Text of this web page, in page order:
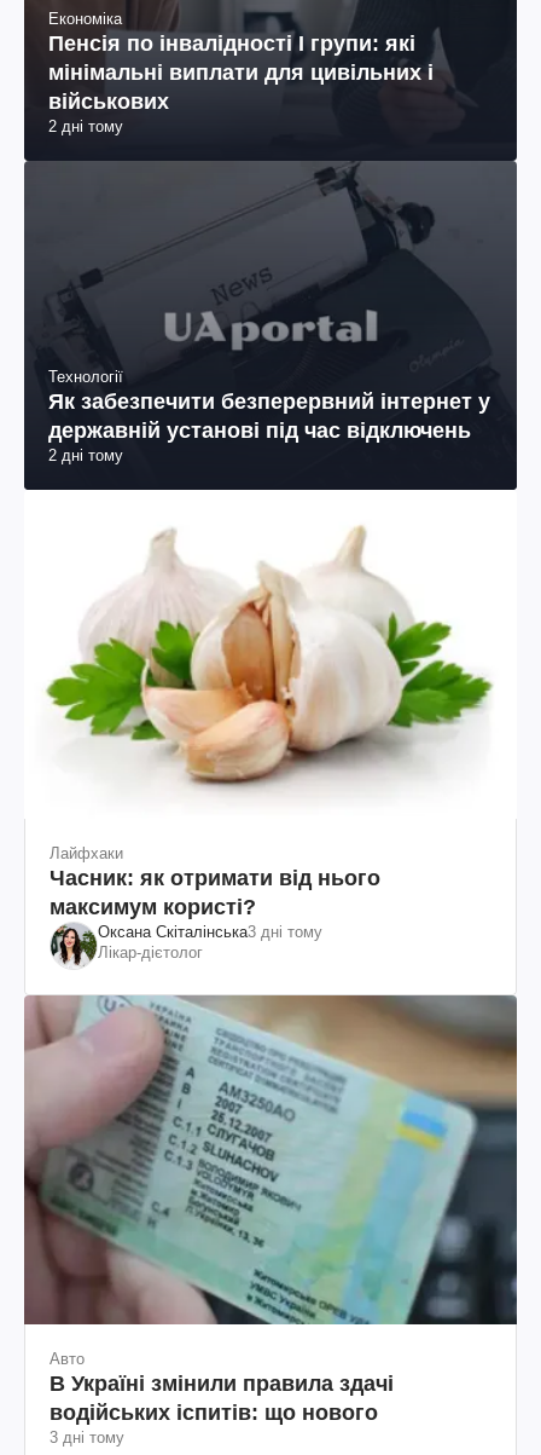
Економіка
Пенсія по інвалідності I групи: які
мінімальні виплати для цивільних і
військових
2 дні тому
Технології
Як забезпечити безперервний інтернет у
державній установі під час відключень
2 дні тому
Лайфхаки
Часник: як отримати від нього
максимум користі?
Оксана Скіталінська3 дні тому
Лікар-дієтолог
Авто
В Україні змінили правила здачі
водійських іспитів: що нового
3 дні тому